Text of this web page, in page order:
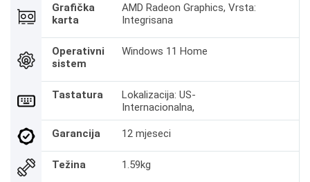
Grafička
karta
AMD Radeon Graphics, Vrsta:
Integrisana
Operativni
sistem
Windows 11 Home
Tastatura
Lokalizacija: US-
Internacionalna,
Garancija 12 mjeseci
Težina 1.59kg